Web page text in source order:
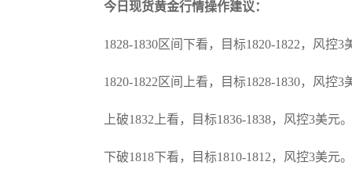
今日现货黄金行情操作建议：
1828-1830区间下看，目标1820-1822，风控3
1820-1822区间上看，目标1828-1830，风控3
上破1832上看，目标1836-1838，风控3美元。
下破1818下看，目标1810-1812，风控3美元。